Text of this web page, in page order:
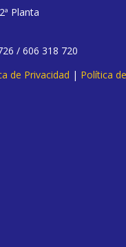
Planta
/ 606 318 720
de Privacidad | Política de